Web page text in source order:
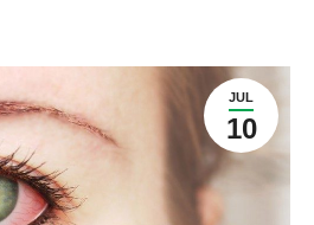
JUL
10